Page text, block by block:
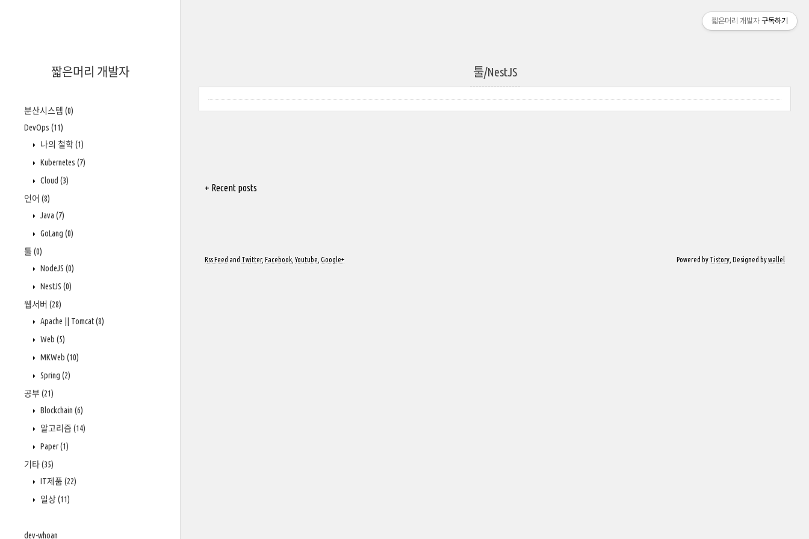
짧은머리 개발자
분산시스템 (0)
DevOps (11)
나의 철학(1)
Kubernetes (7)
Cloud (3)
언어 (8)
Java (7)
GoLang (0)
툴 (0)
NodeJS (0)
NestJS (0)
웹서버 (28)
Apache || Tomcat(8)
Web (5)
MKWeb (10)
Spring (2)
공부 (21)
Blockchain (6)
알고리즘 (14)
Paper(1)
기타(35)
IT제품 (22)
일상(11)
dev-whoan
툴/NestJS
+ Recent posts
Powered by Tistory , Designed bywallel
Rss Feed and Twitter, Facebook,Youtube Google+
짧은머리 개발자 구독하기